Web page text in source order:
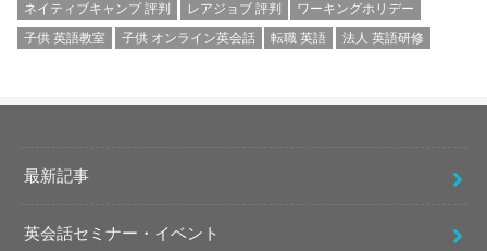
ネイティブキャンプ 評判
レアジョブ 評判
ワーキングホリデー
子供 英語教室
子供 オンライン英会話 転職 英語 法人 英語研修
最新記事
英会話セミナー・イベント